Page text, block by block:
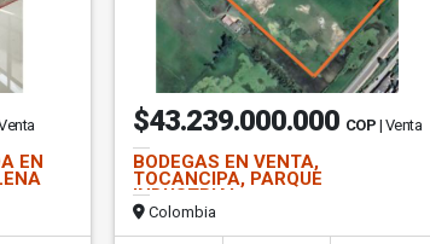
EN
$43.239.000.000 COP | Venta
BODEGAS EN VENTA,
TOCANCIPA, PARQUE
INDUSTRIAL
Colombia